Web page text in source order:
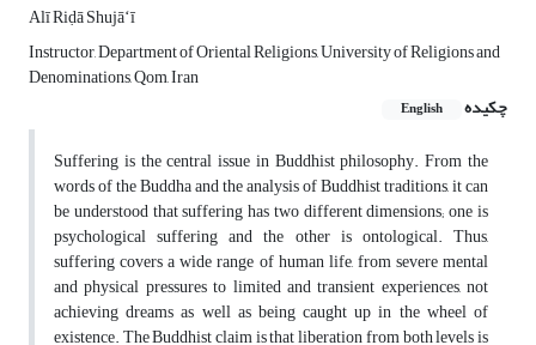
Alī Riḍā Shujāʻī
Instructor, Department of Oriental Religions, University of Religions and
Denominations, Qom, Iran
چکیده
English
Suffering is the central issue in Buddhist philosophy. From the
words of the Buddha and the analysis of Buddhist traditions, it can
be understood that suffering has two different dimensions; one is
psychological suffering and the other is ontological. Thus,
suffering covers a wide range of human life, from severe mental
and physical pressures to limited and transient experiences, not
achieving dreams as well as being caught up in the wheel of
existence. The Buddhist claim is that liberation from both levels is